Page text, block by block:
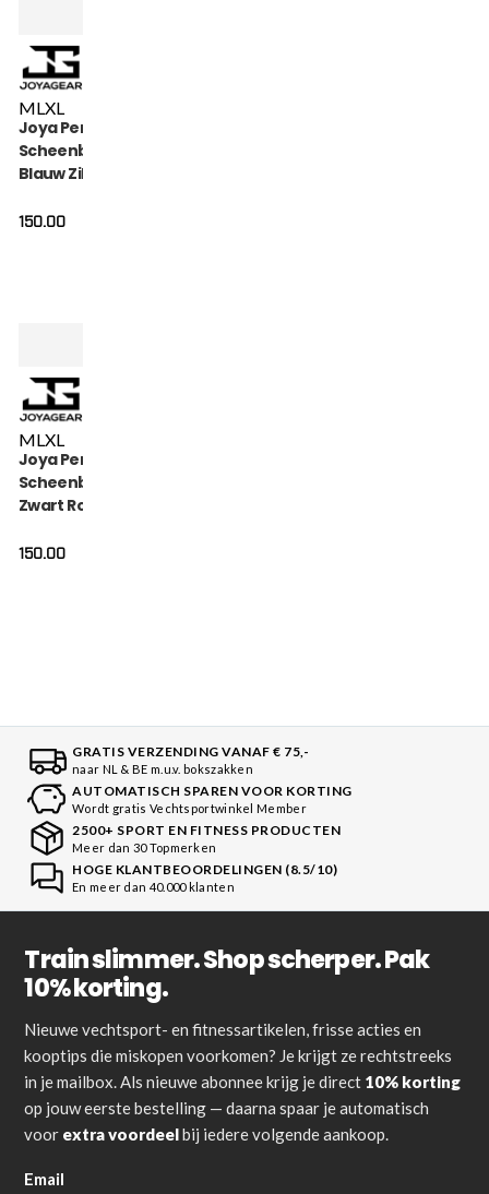
MLXL
Joya Performance
Scheenbeschermers
Blauw Zilver
150.00
MLXL
Joya Performance
Scheenbeschermers
Zwart Rood
150.00
GRATIS VERZENDING VANAF € 75,-
naar NL & BE m.u.v. bokszakken
AUTOMATISCH SPAREN VOOR KORTING
Wordt gratis Vechtsportwinkel Member
2500+ SPORT EN FITNESS PRODUCTEN
Meer dan 30 Topmerken
HOGE KLANTBEOORDELINGEN (8.5/10)
En meer dan 40.000 klanten
Train slimmer. Shop scherper. Pak
10% korting.
Nieuwe vechtsport- en fitnessartikelen, frisse acties en
kooptips die miskopen voorkomen? Je krijgt ze rechtstreeks
in je mailbox. Als nieuwe abonnee krijg je direct 10% korting
op jouw eerste bestelling — daarna spaar je automatisch
voor extra voordeelbij iedere volgende aankoop.
Email